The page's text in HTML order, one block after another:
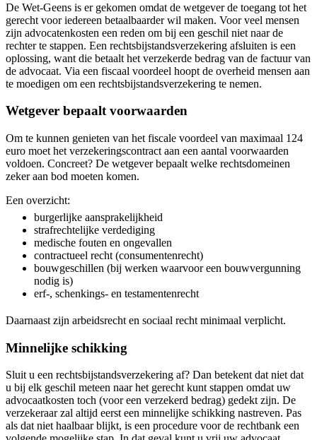
De Wet-Geens is er gekomen omdat de wetgever de toegang tot het
gerecht voor iedereen betaalbaarder wil maken. Voor veel mensen
zijn advocatenkosten een reden om bij een geschil niet naar de
rechter te stappen. Een rechtsbijstandsverzekering afsluiten is een
oplossing, want die betaalt het verzekerde bedrag van de factuur van
de advocaat. Via een fiscaal voordeel hoopt de overheid mensen aan
te moedigen om een rechtsbijstandsverzekering te nemen.
Wetgever bepaalt voorwaarden
Om te kunnen genieten van het fiscale voordeel van maximaal 124
euro moet het verzekeringscontract aan een aantal voorwaarden
voldoen. Concreet? De wetgever bepaalt welke rechtsdomeinen
zeker aan bod moeten komen.
Een overzicht:
burgerlijke aansprakelijkheid
strafrechtelijke verdediging
medische fouten en ongevallen
contractueel recht (consumentenrecht)
bouwgeschillen (bij werken waarvoor een bouwvergunning
nodig is)
erf-, schenkings- en testamentenrecht
Daarnaast zijn arbeidsrecht en sociaal recht minimaal verplicht.
Minnelijke schikking
Sluit u een rechtsbijstandsverzekering af? Dan betekent dat niet dat
u bij elk geschil meteen naar het gerecht kunt stappen omdat uw
advocaatkosten toch (voor een verzekerd bedrag) gedekt zijn. De
verzekeraar zal altijd eerst een minnelijke schikking nastreven. Pas
als dat niet haalbaar blijkt, is een procedure voor de rechtbank een